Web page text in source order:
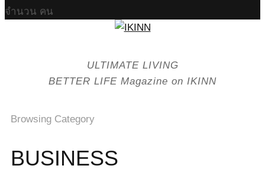
จำนวน คน
ULTIMATE LIVING
BETTER LIFE Magazine on IKINN
Browsing Category
BUSINESS